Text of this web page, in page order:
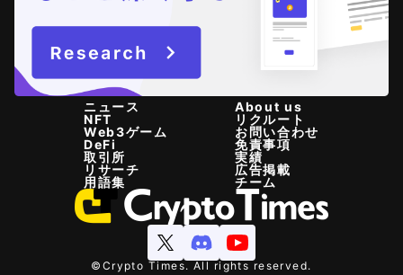
ニュース
NFT
Web3ゲーム
DeFi
取引所
リサーチ
用語集
About us
リクルート
お問い合わせ
免責事項
実績
広告掲載
チーム
©Crypto Times. All rights reserved.